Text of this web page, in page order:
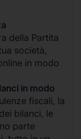
della Partita
società,
in modo
in modo
fiscali, la
bilanci, le
parte